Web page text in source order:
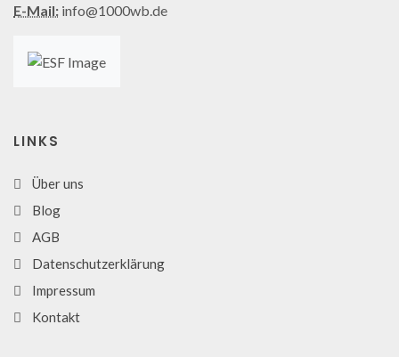
E-Mail: info@1000wb.de
LINKS
Über uns
Blog
AGB
Datenschutzerklärung
Impressum
Kontakt